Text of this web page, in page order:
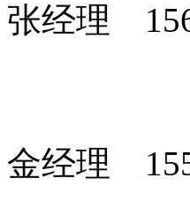
张经理
金经理